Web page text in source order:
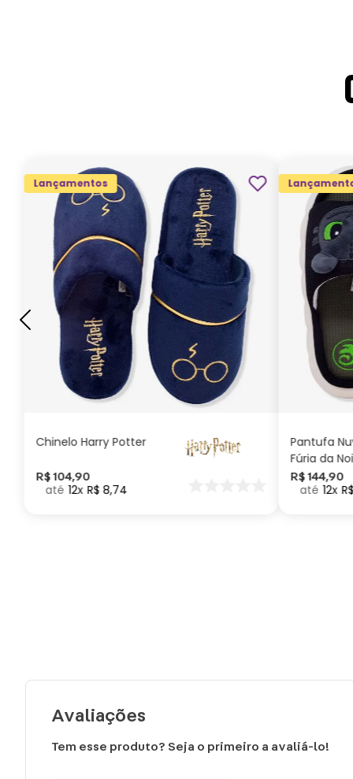
Lançamentos
Chinelo Harry Potter
R$ 104,90
12 R$ 8,74
G GG M P
ADICIONAR AO
CARRINHO
Pantufa
Fúria da
Como
seu Dragão
R$ 144,90
12 R$
Avaliações
Tem esse produto? Seja o primeiro a avaliá-lo!